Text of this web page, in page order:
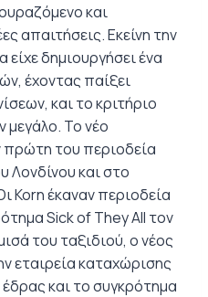
και
απαιτήσεις. Εκείνη την
δημιουργήσει ένα
έχοντας παίξει
και το κριτήριο
μεγάλο. Το νέο
πρώτη του περιοδεία
Λονδίνου και στο
Korn έκαναν περιοδεία
Sick of They All τον
του ταξιδιού, ο νέος
εταιρεία καταχώρισης
και το συγκρότημα